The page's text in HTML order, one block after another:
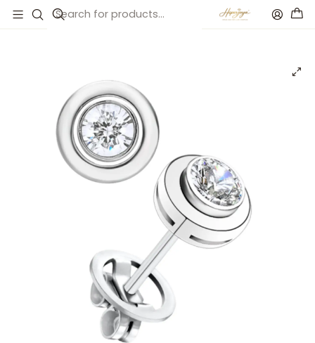
Inicio Catálogo Pendientes de Oro blanco